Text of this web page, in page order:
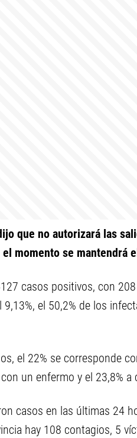
que no autorizará las
momento se mantendrá
casos positivos, con
el 50,2% de los
el 22% se corresponde
un enfermo y el 23,8%
casos en las últimas 24
hay 108 contagios, 5